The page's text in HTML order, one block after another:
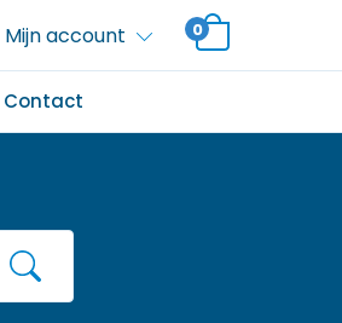
Mijn account 0
Contact